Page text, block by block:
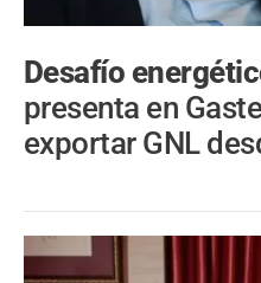
Desafío
presenta en
exportar GNL